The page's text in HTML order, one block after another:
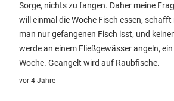
Sorge, nichts zu fangen. Daher meine
will einmal die Woche Fisch essen,
man nur gefangenen Fisch isst, und
werde an einem Fließgewässer angeln,
Woche. Geangelt wird auf Raubfische.
vor 4 Jahre